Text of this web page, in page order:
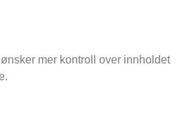
mer kontroll over innholdet